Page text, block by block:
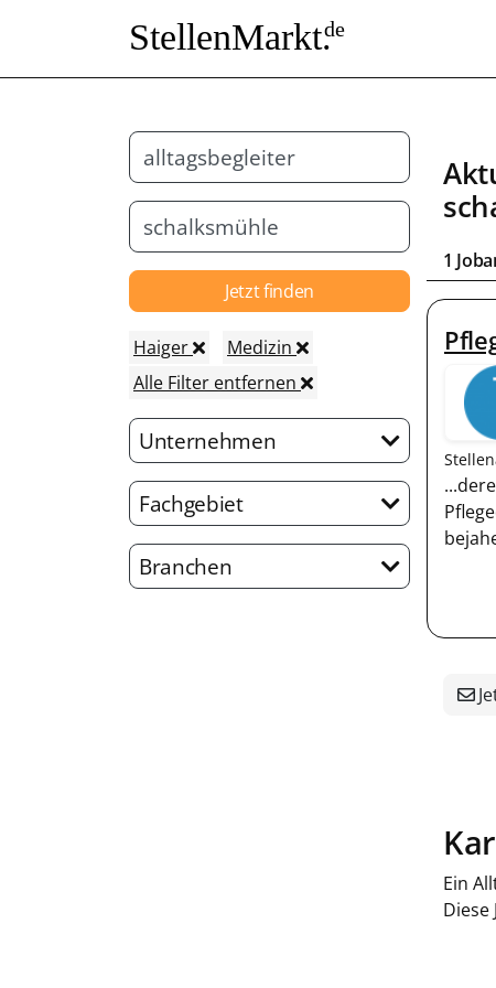
StellenMarkt.de
Jetzt finden
Haiger
Medizin
Alle Filter entfernen
Unternehmen
Fachgebiet
Branchen
1
Ein